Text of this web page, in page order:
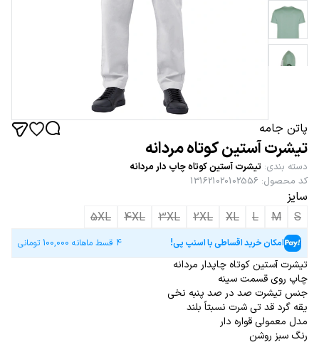
پاتن جامه
تیشرت آستین کوتاه مردانه
دسته بندی: تیشرت آستین کوتاه چاپ دار مردانه
کد محصول:
131621020102556
سایز
S
M
L
XL
2XL
3XL
4XL
5XL
امکان خرید اقساطی با اسنپ پی! 4 قسط ماهانه 100,000 تومانی
تیشرت آستین کوتاه چاپدار مردانه
چاپ روی قسمت سینه
جنس تیشرت صد در صد پنبه نخی
یقه گرد قد تی شرت نسبتاً بلند
مدل معمولی قواره دار
رنگ سبز روشن